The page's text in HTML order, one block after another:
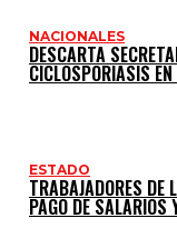
NACIONALES
DESCARTA
CICLOSPORIASIS EN
ESTADO
TRABAJADORES DE
PAGO DE SALARIOS